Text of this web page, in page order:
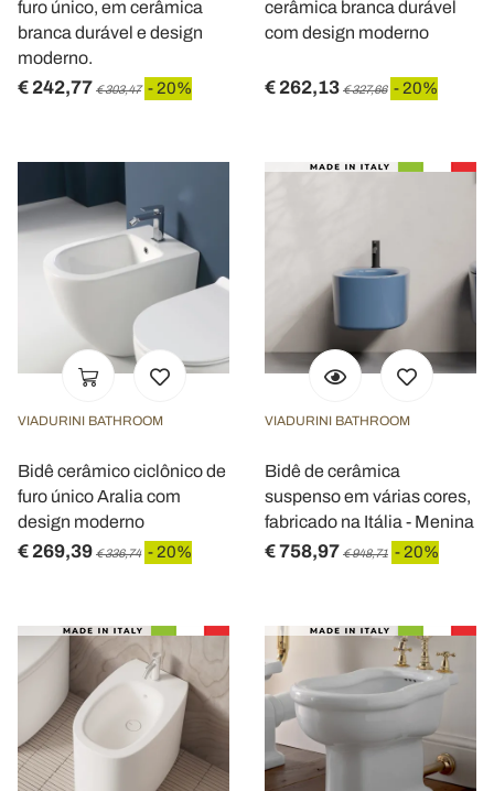
furo único, em cerâmica
branca durável e design
moderno.
€ 242,77 € 303,47 - 20%
cerâmica branca durável
com design moderno
€ 262,13 € 327,66 - 20%
VIADURINI BATHROOM
Bidê cerâmico ciclônico de
furo único Aralia com
design moderno
€ 269,39 € 336,74 - 20%
VIADURINI BATHROOM
Bidê de cerâmica
suspenso em várias cores,
fabricado na Itália - Menina
€ 758,97 € 948,71 - 20%